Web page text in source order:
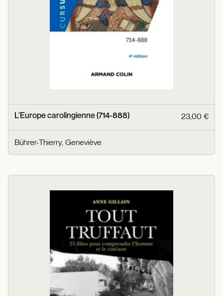
L'Europe carolingienne (714-888) 23,00 €
Bührer-Thierry, Geneviève